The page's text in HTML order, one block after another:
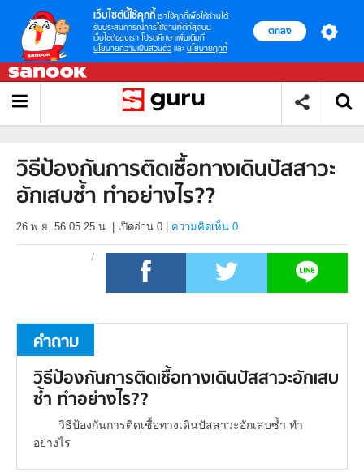
เว็บไซต์นี้ใช้คุกกี้ เราใช้คุกกี้เพื่อให้ท่านได้
รับประสบการณ์การใช้งานที่ดีที่สุดบน
เว็บไซต์ของเรา โปรดศึกษาเพิ่มเติมที่
นโยบายความเป็นส่วนตัว และ นโยบายคุกกี้
ตกลง
วิธีป้องกันการติดเชื้อทางเดินปัสสาวะ
อักเสบซ้ำ ทำอย่างไร??
26 พ.ย. 56 05.25 น. เปิดอ่าน 0 ความคิดเห็น 0
คำถาม
วิธีป้องกันการติดเชื้อทางเดินปัสสาวะอักเสบ
ซ้ำ ทำอย่างไร??
วิธีป้องกันการติดเชื้อทางเดินปัสสาวะอักเสบซ้ำ ทำ
อย่างไร